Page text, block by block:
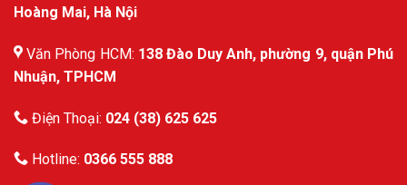
Hoàng Mai, Hà Nội
Văn Phòng HCM: 138 Đào Duy Anh, phường 9, quận Phú
Nhuận, TPHCM
Điện Thoại: 024 (38) 625 625
Hotline: 0366 555 888